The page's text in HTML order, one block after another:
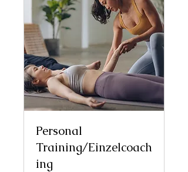
Personal
Training/Einzelcoach
ing